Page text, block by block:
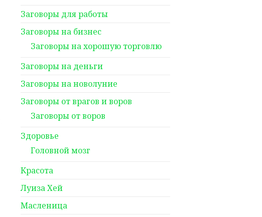
Заговоры для работы
Заговоры на бизнес
Заговоры на хорошую торговлю
Заговоры на деньги
Заговоры на новолуние
Заговоры от врагов и воров
Заговоры от воров
Здоровье
Головной мозг
Красота
Луиза Хей
Масленица